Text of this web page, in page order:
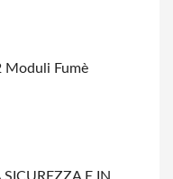
Moduli Fumè